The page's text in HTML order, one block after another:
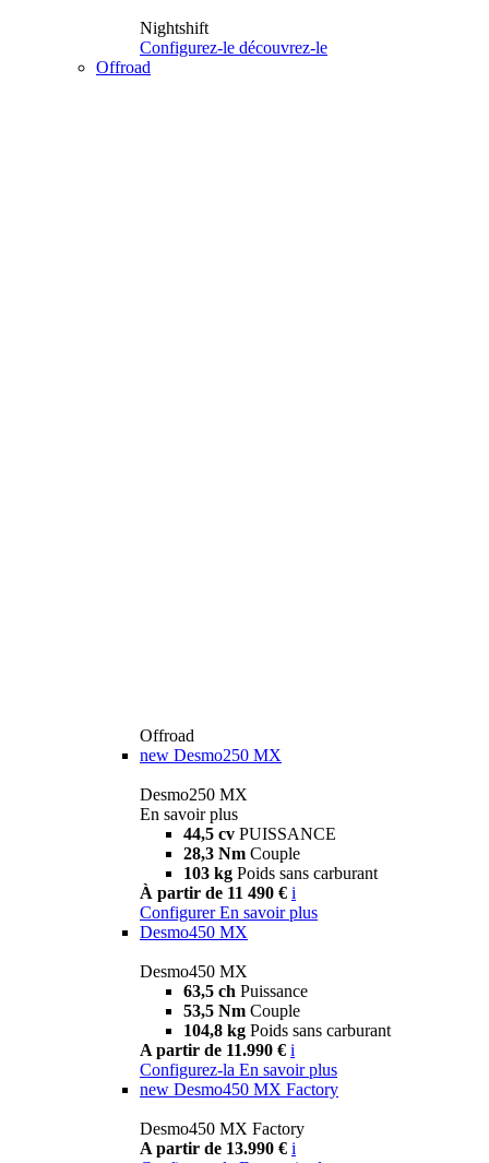
Nightshift
Configurez-le découvrez-le
Offroad
Offroad
new Desmo250 MX
Desmo250 MX
En savoir plus
44,5 cv PUISSANCE
28,3 Nm Couple
103 kg Poids sans carburant
À partir de 11 490 € i
Configurer En savoir plus
Desmo450 MX
Desmo450 MX
63,5 ch Puissance
53,5 Nm Couple
104,8 kg Poids sans carburant
A partir de 11.990 € i
Configurez-la En savoir plus
new Desmo450 MX Factory
Desmo450 MX Factory
A partir de 13.990 € i